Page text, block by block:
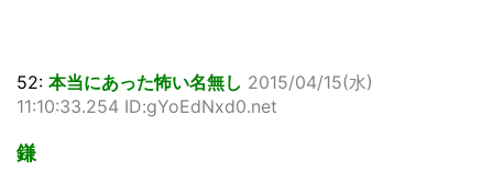
52: 本当にあった怖い名無し 2015/04/15(水)
11:10:33.254 ID:gYoEdNxd0.net
鎌